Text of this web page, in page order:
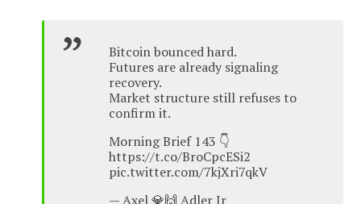
Bitcoin bounced hard.
Futures are already signaling
recovery.
Market structure still refuses to
confirm it.
Morning Brief 143 👇
https://t.co/BroCpcESi2
pic.twitter.com/7kjXri7qkV
— Axel 💎🙌 Adler Jr